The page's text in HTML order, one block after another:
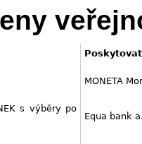
MONETA
s výběry po
Equa bank